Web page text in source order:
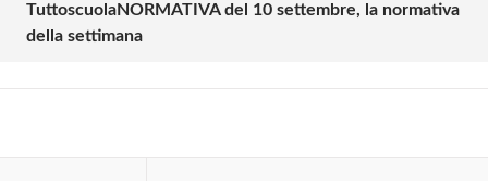
TuttoscuolaNORMATIVA del 10 settembre, la normativa
della settimanaGiovanni Marelli
anche perché … non ci sono!